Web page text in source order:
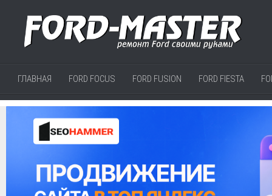
ГЛАВНАЯ FORD FOCUS FORD FUSION FORD FIESTA